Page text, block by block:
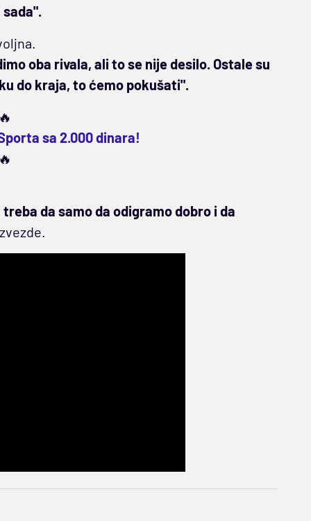
oba rivala, ali to se nije desilo. Ostale su
do kraja, to ćemo pokušati".
sa 2.000 dinara!
da samo da odigramo dobro i da